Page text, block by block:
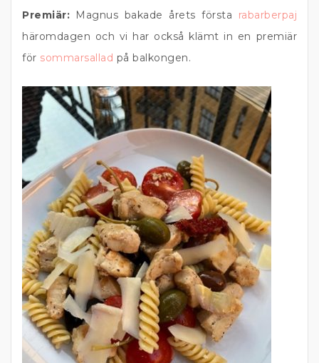
Premiär: Magnus bakade årets första rabarberpaj
häromdagen och vi har också klämt in en premiär
för sommarsallad på balkongen.